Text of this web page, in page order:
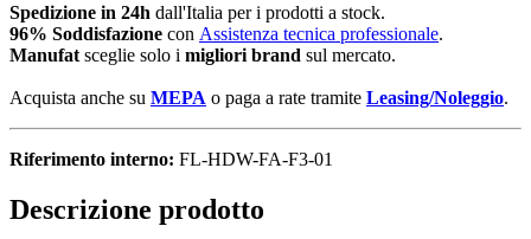
Spedizione in 24h dall'Italia per i prodotti a stock.
96% Soddisfazione con Assistenza tecnica professionale.
Manufat sceglie solo i migliori brand sul mercato.
Acquista anche su MEPA o paga a rate tramite Leasing/Noleggio.
Riferimento interno: FL-HDW-FA-F3-01
Descrizione prodotto